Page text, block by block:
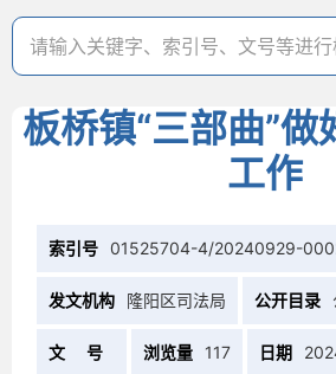
板桥镇“三部曲”做
工作
索引号 01525704-4/20240929-
发文机构 隆阳区司法局 公开目录
文 号 浏览量 117 日期